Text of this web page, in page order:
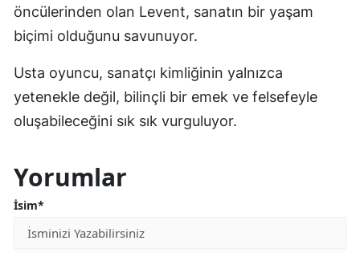
öncülerinden olan Levent, sanatın bir yaşam
biçimi olduğunu savunuyor.
Usta oyuncu, sanatçı kimliğinin yalnızca
yetenekle değil, bilinçli bir emek ve felsefeyle
oluşabileceğini sık sık vurguluyor.
Yorumlar
İsim*